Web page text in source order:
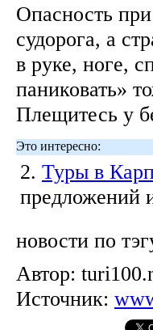
Опасность
судорога, а
в руке, ноге,
паниковать»
Плещитесь у
Это интересно:
2. Туры в
предложений
новости по
Автор:
Источник: